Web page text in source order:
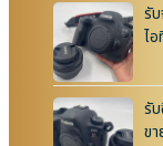
รั
ไ
รั
ข